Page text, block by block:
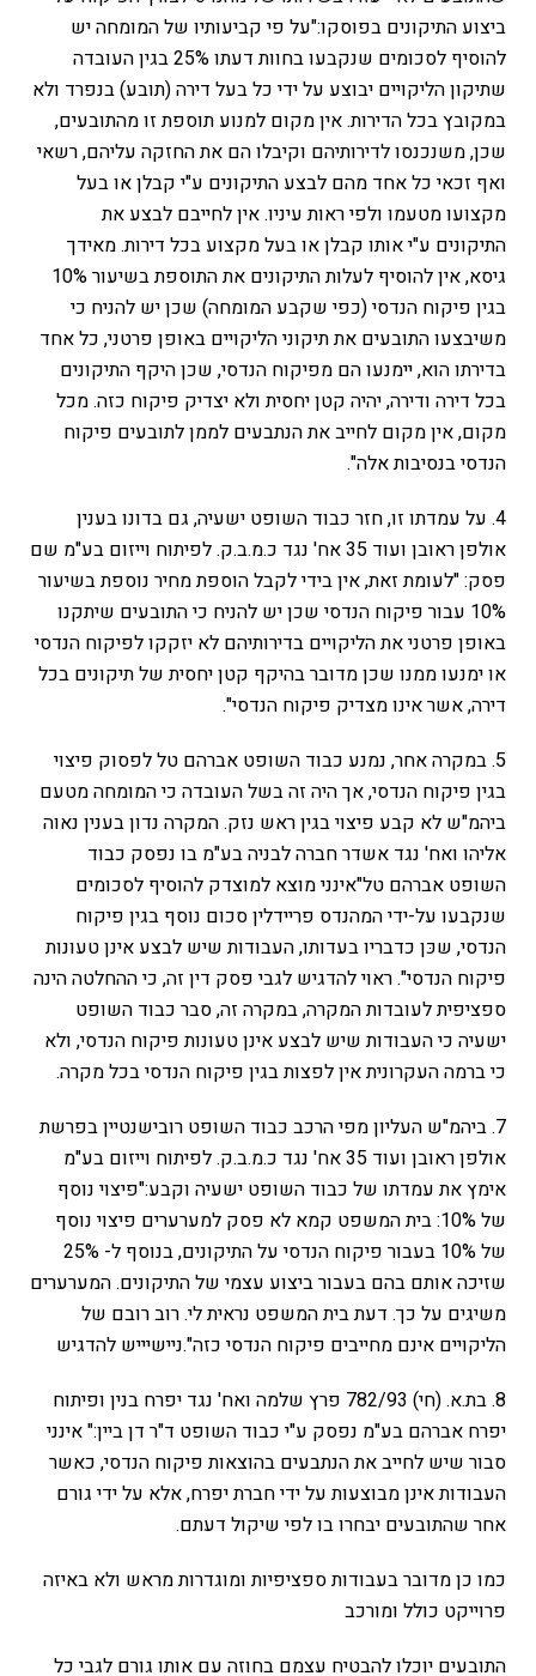
ביצוע התיקונים בפוסקו:"על פי קביעותיו של המומחה יש
להוסיף לסכומים שנקבעו בחוות דעתו 25% בגין העובדה
שתיקון הליקויים יבוצע על ידי כל בעל דירה (תובע) בנפרד ולא
במקובץ בכל הדירות. אין מקום למנוע תוספת זו מהתובעים,
שכן, משנכנסו לדירותיהם וקיבלו הם את החזקה עליהם, רשאי
ואף זכאי כל אחד מהם לבצע התיקונים ע"י קבלן או בעל
מקצועו מטעמו ולפי ראות עיניו. אין לחייבם לבצע את
התיקונים ע"י אותו קבלן או בעל מקצוע בכל דירות. מאידך
גיסא, אין להוסיף לעלות התיקונים את התוספת בשיעור 10%
בגין פיקוח הנדסי (כפי שקבע המומחה) שכן יש להניח כי
משיבצעו התובעים את תיקוני הליקויים באופן פרטני, כל אחד
בדירתו הוא, יימנעו הם מפיקוח הנדסי, שכן היקף התיקונים
בכל דירה ודירה, יהיה קטן יחסית ולא יצדיק פיקוח כזה. מכל
מקום, אין מקום לחייב את הנתבעים לממן לתובעים פיקוח
הנדסי בנסיבות אלה".
4. על עמדתו זו, חזר כבוד השופט ישעיה, גם בדונו בענין
אולפן ראובן ועוד 35 אח' נגד כ.מ.ב.ק. לפיתוח וייזום בע"מ שם
פסק: "לעומת זאת, אין בידי לקבל הוספת מחיר נוספת בשיעור
10% עבור פיקוח הנדסי שכן יש להניח כי התובעים שיתקנו
באופן פרטני את הליקויים בדירותיהם לא יזקקו לפיקוח הנדסי
או ימנעו ממנו שכן מדובר בהיקף קטן יחסית של תיקונים בכל
דירה, אשר אינו מצדיק פיקוח הנדסי".
5. במקרה אחר, נמנע כבוד השופט אברהם טל לפסוק פיצוי
בגין פיקוח הנדסי, אך היה זה בשל העובדה כי המומחה מטעם
ביהמ"ש לא קבע פיצוי בגין ראש נזק. המקרה נדון בענין נאוה
אליהו ואח' נגד אשדר חברה לבניה בע"מ בו נפסק כבוד
השופט אברהם טל"אינני מוצא למוצדק להוסיף לסכומים
שנקבעו על-ידי המהנדס פריידלין סכום נוסף בגין פיקוח
הנדסי, שכּן כדבריו בעדותו, העבודות שיש לבצע אינן טעונות
פיקוח הנדסי". ראוי להדגיש לגבי פסק דין זה, כי ההחלטה הינה
ספציפית לעובדות המקרה, במקרה זה, סבר כבוד השופט
ישעיה כי העבודות שיש לבצע אינן טעונות פיקוח הנדסי, ולא
כי ברמה העקרונית אין לפצות בגין פיקוח הנדסי בכל מקרה.
7. ביהמ"ש העליון מפי הרכב כבוד השופט רובישנטיין בפרשת
אולפן ראובן ועוד 35 אח' נגד כ.מ.ב.ק. לפיתוח וייזום בע"מ
אימץ את עמדתו של כבוד השופט ישעיה וקבע:"פיצוי נוסף
של 10%: בית המשפט קמא לא פסק למערערים פיצוי נוסף
של 10% בעבור פיקוח הנדסי על התיקונים, בנוסף ל- 25%
שזיכה אותם בהם בעבור ביצוע עצמי של התיקונים. המערערים
משיגים על כך. דעת בית המשפט נראית לי. רוב רובם של
הליקויים אינם מחייבים פיקוח הנדסי כזה".ניישיייש להדגיש
8. בת.א. (חי) 782/93 פרץ שלמה ואח' נגד יפרח בנין ופיתוח
יפרח אברהם בע"מ נפסק ע"י כבוד השופט ד"ר דן ביין:" אינני
סבור שיש לחייב את הנתבעים בהוצאות פיקוח הנדסי, כאשר
העבודות אינן מבוצעות על ידי חברת יפרח, אלא על ידי גורם
אחר שהתובעים יבחרו בו לפי שיקול דעתם.
כמו כן מדובר בעבודות ספציפיות ומוגדרות מראש ולא באיזה
פרוייקט כולל ומורכב
התובעים יוכלו להבטיח עצמם בחוזה עם אותו גורם לגבי כל